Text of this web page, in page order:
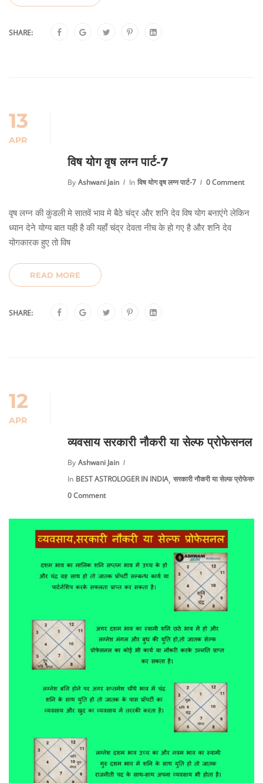
SHARE:
13
APR
विष योग वृष लग्न पार्ट-7
By Ashwani Jain In विष योग वृष लग्न पार्ट-7 0 Comment
वृष लग्न की कुंडली मे सातवें भाव मे बैठे चंद्र और शनि देव विष योग बनाएंगे लेकिन
ध्यान देने योग्य बात यही है की यहाँ चंद्र देवता नीच के हो गए है और शनि देव
योगकारक हुए तो विष
READ MORE
SHARE:
12
APR
व्यवसाय सरकारी नौकरी या सेल्फ प्रोफेसनल
By Ashwani Jain
In BEST ASTROLOGER IN INDIA, सरकारी नौकरी या सेल्फ प्रोफेसनल
0 Comment